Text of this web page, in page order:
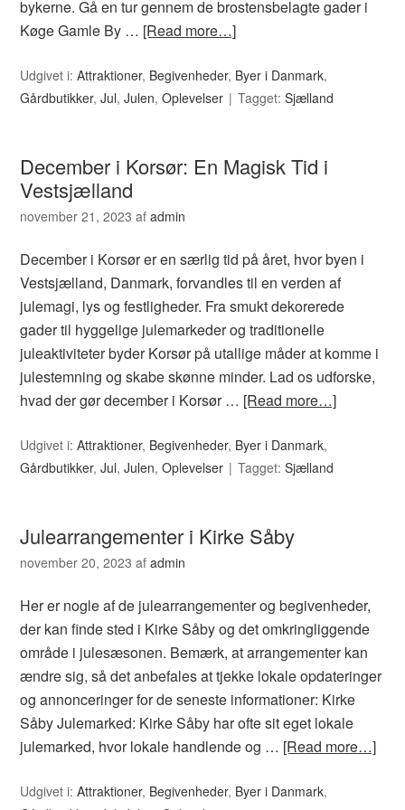
bykerne. Gå en tur gennem de brostensbelagte gader i
Køge Gamle By … [Read more…]
Udgivet i:Attraktioner, Begivenheder, Byer i Danmark,
Gårdbutikker,Jul,Julen,Oplevelser Tagget:Sjælland
December i Korsør: En Magisk Tid i
Vestsjælland
november 21, 2023 afadmin
December i Korsør er en særlig tid på året, hvor byen i
Vestsjælland, Danmark, forvandles til en verden af
julemagi, lys og festligheder. Fra smukt dekorerede
gader til hyggelige julemarkeder og traditionelle
juleaktiviteter byder Korsør på utallige måder at komme i
julestemning og skabe skønne minder. Lad os udforske,
hvad der gør december i Korsør … [Read more…]
Udgivet i:Attraktioner, Begivenheder, Byer i Danmark,
Gårdbutikker,Jul,Julen,Oplevelser Tagget:Sjælland
Julearrangementer i Kirke Såby
november 20, 2023 afadmin
Her er nogle af de julearrangementer og begivenheder,
der kan finde sted i Kirke Såby og det omkringliggende
område i julesæsonen. Bemærk, at arrangementer kan
ændre sig, så det anbefales at tjekke lokale opdateringer
og annonceringer for de seneste informationer: Kirke
Såby Julemarked: Kirke Såby har ofte sit eget lokale
julemarked, hvor lokale handlende og … [Read more…]
Udgivet i:Attraktioner, Begivenheder, Byer i Danmark,